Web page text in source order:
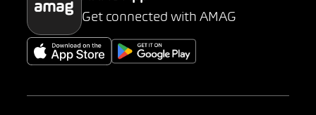
Get connected with AMAG